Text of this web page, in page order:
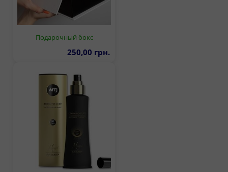
Подарочный бокс
250,00 грн.